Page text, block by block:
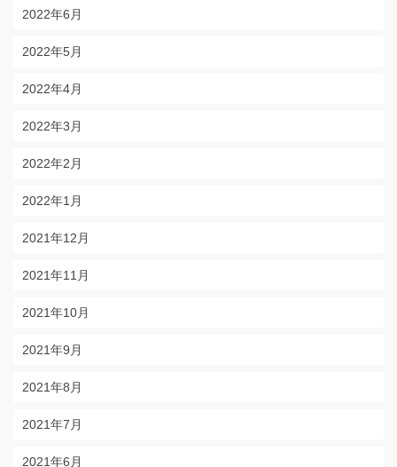
2022年6月
2022年5月
2022年4月
2022年3月
2022年2月
2022年1月
2021年12月
2021年11月
2021年10月
2021年9月
2021年8月
2021年7月
2021年6月